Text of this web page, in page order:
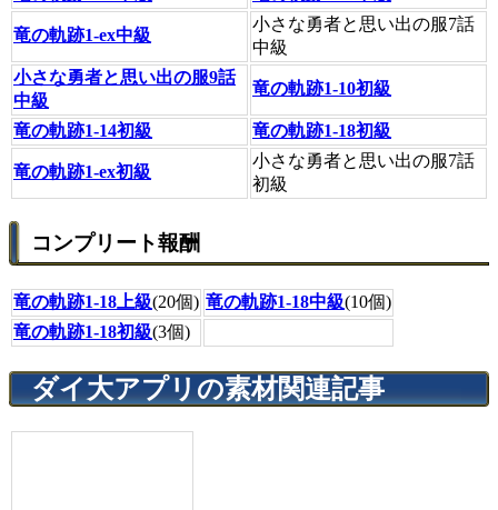
竜の軌跡1-ex中級
小さな勇者と思い出の服7話
中級
小さな勇者と思い出の服9話
中級
竜の軌跡1-10初級
竜の軌跡1-14初級 竜の軌跡1-18初級
竜の軌跡1-ex初級
小さな勇者と思い出の服7話
初級
コンプリート報酬
竜の軌跡1-18上級(20個) 竜の軌跡1-18中級(10個)
竜の軌跡1-18初級(3個)
ダイ大アプリの素材関連記事